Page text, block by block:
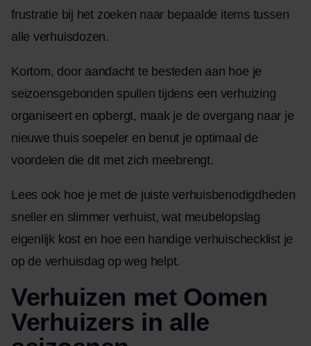
frustratie bij het zoeken naar bepaalde items tussen
alle verhuisdozen.
Kortom, door aandacht te besteden aan hoe je
seizoensgebonden spullen tijdens een verhuizing
organiseert en opbergt, maak je de overgang naar je
nieuwe thuis soepeler en benut je optimaal de
voordelen die dit met zich meebrengt.
Lees ook hoe je met de juiste verhuisbenodigdheden
sneller en slimmer verhuist,wat meubelopslag
eigenlijk kosten hoe een handige verhuischecklistje
op de verhuisdag op weg helpt.
Verhuizen met Oomen
Verhuizers in alle